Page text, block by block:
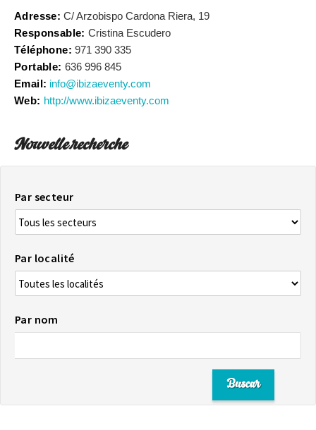
Adresse: C/ Arzobispo Cardona Riera, 19
Responsable: Cristina Escudero
Téléphone: 971 390 335
Portable: 636 996 845
Email: info@ibizaeventy.com
Web: http://www.ibizaeventy.com
Nouvelle recherche
Par secteur
Par localité
Par nom